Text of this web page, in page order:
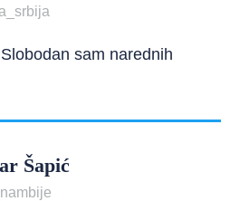
sam narednih
Šapić